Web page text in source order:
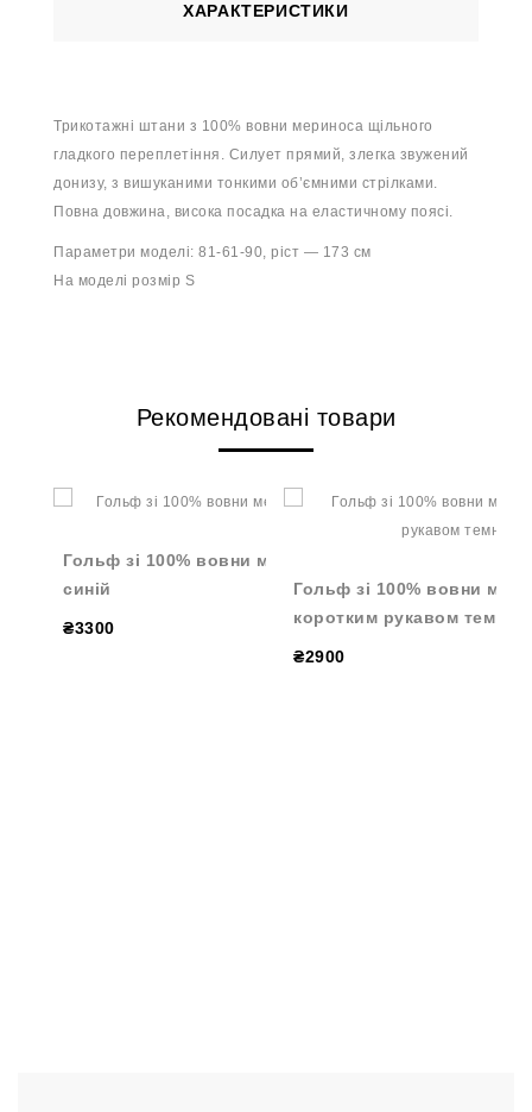
ХАРАКТЕРИСТИКИ
Трикотажні штани з 100% вовни мериноса щільного
гладкого переплетіння. Силует прямий, злегка звужений
донизу, з вишуканими тонкими об’ємними стрілками.
Повна довжина, висока посадка на еластичному поясі.
Параметри моделі: 81-61-90, ріст — 173 см
На моделі розмір S
Рекомендовані товари
Гольф зі 100% вовни мериноса темно-
синій
₴3300
Гольф зі 100% вовни
коротким рукавом темно-
₴2900